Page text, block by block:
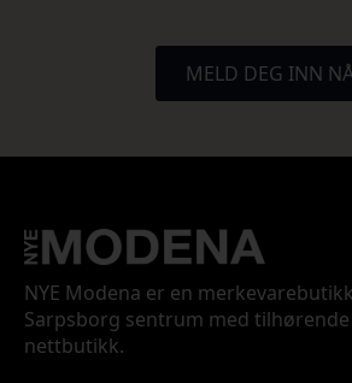
MELD DEG INN
NYE Modena er en
Sarpsborg sentrum med tilhørende
nettbutikk.